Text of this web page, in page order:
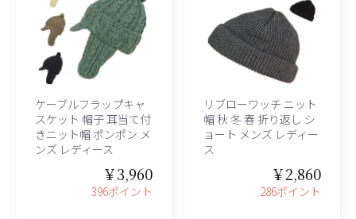
ケーブルフラップキャ
スケット 帽子 耳当て付
きニット帽 ポンポン メ
ンズ レディース
￥3,960
396ポイント
リブローワッチ ニット
帽 秋 冬 春 折り返し シ
ョート メンズ レディー
ス
￥2,860
286ポイント
グレース、grace)